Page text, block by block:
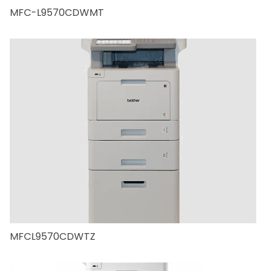
MFC-L9570CDWMT
MFCL9570CDWTZ